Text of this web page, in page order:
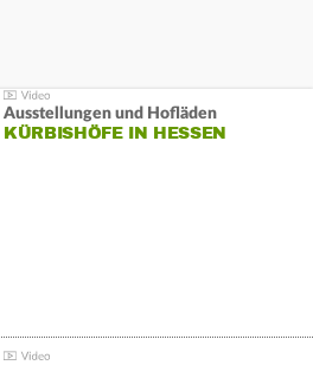
Ausstellungen und Hofläden
KÜRBISHÖFE IN HESSEN